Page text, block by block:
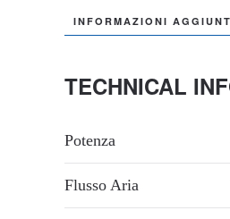
INFORMAZIONI
TECHNICAL
Potenza
Flusso Aria